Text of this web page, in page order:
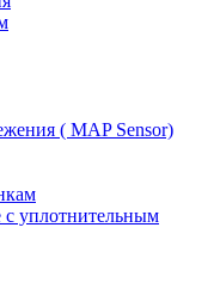
( MAP Sensor)
уплотнительным